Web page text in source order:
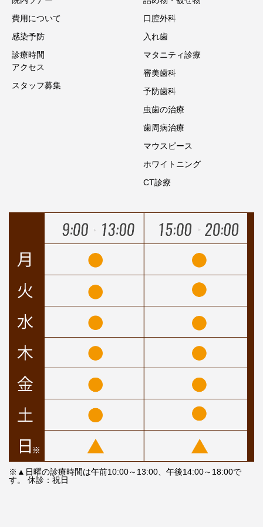
費用について
感染予防
診療時間
アクセス
スタッフ募集
口腔外科
入れ歯
マタニティ診療
審美歯科
予防歯科
虫歯の治療
歯周病治療
マウスピース
ホワイトニング
CT診療
※▲日曜の診療時間は午前10:00～13:00、午後14:00～18:00で
す。 休診：祝日